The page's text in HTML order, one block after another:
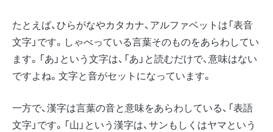
たとえば、ひらがなやカタカナ、アルファベットは「表音
文字」です。しゃべっている言葉そのものをあらわしてい
ます。「あ」という文字は、「あ」と読むだけで、意味はない
ですよね。文字と音がセットになっています。
一方で、漢字は言葉の音と意味をあらわしている、「表語
文字」です。「山」という漢字は、サンもしくはヤマという